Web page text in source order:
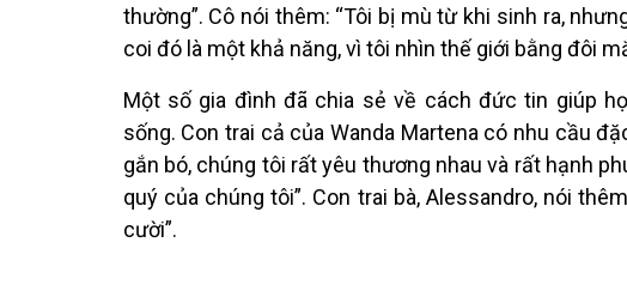
thường”. Cô nói thêm: “Tôi bị mù từ khi sinh ra,
coi đó là một khả năng, vì tôi nhìn thế giới bằng đôi
Một số gia đình đã chia sẻ về cách đức tin giúp
sống. Con trai cả của Wanda Martena có nhu cầu
gắn bó, chúng tôi rất yêu thương nhau và rất hạnh
quý của chúng tôi”. Con trai bà, Alessandro, nói
cười”.